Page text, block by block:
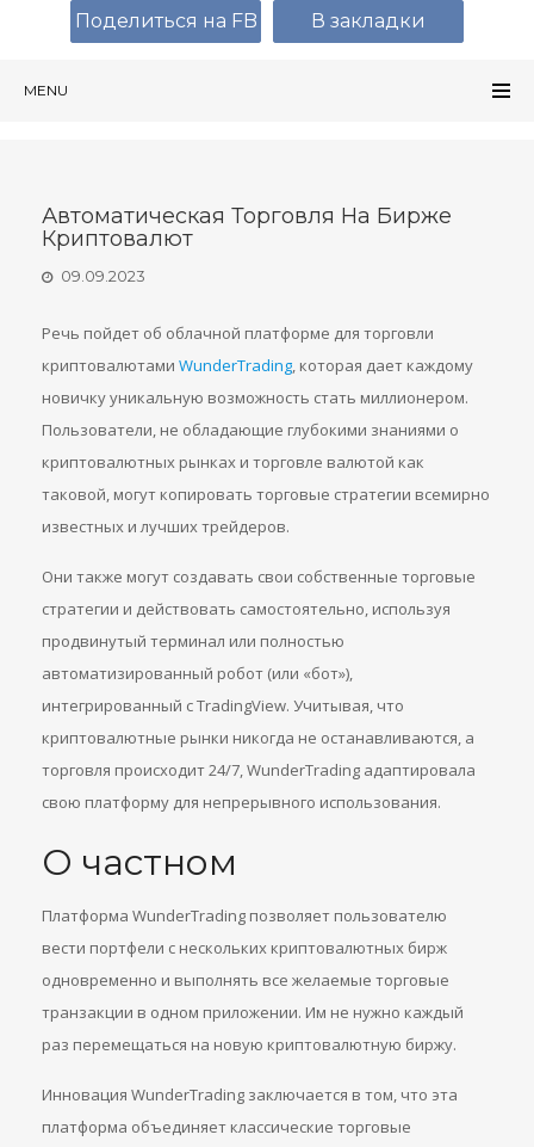
MENU
Автоматическая Торговля На Бирже
Криптовалют
09.09.2023
Речь пойдет об облачной платформе для торговли
криптовалютами WunderTrading, которая дает каждому
новичку уникальную возможность стать миллионером.
Пользователи, не обладающие глубокими знаниями о
криптовалютных рынках и торговле валютой как
таковой, могут копировать торговые стратегии всемирно
известных и лучших трейдеров.
Они также могут создавать свои собственные торговые
стратегии и действовать самостоятельно, используя
продвинутый терминал или полностью
автоматизированный робот (или «бот»),
интегрированный с TradingView. Учитывая, что
криптовалютные рынки никогда не останавливаются, а
торговля происходит 24/7, WunderTrading адаптировала
свою платформу для непрерывного использования.
О частном
Платформа WunderTrading позволяет пользователю
вести портфели с нескольких криптовалютных бирж
одновременно и выполнять все желаемые торговые
транзакции в одном приложении. Им не нужно каждый
раз перемещаться на новую криптовалютную биржу.
Инновация WunderTrading заключается в том, что эта
платформа объединяет классические торговые
Поделиться на FB В закладки